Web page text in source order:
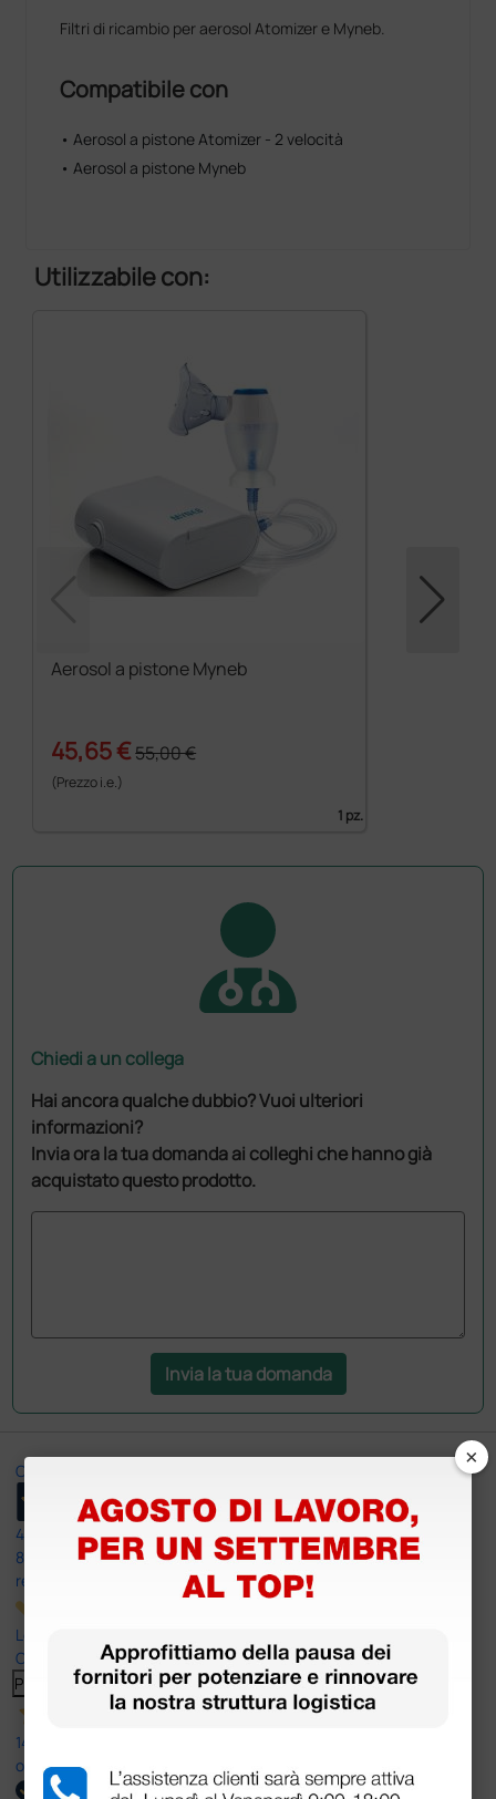
Filtri di ricambio per aerosol Atomizer e Myneb.
Compatibile con
• Aerosol a pistone Atomizer - 2 velocità
• Aerosol a pistone Myneb
Utilizzabile con:
Aerosol a pistone Myneb
45,65 €55,00 €
(Prezzo i.e.)
1 pz.
Chiedi a un collega
Hai ancora qualche dubbio? Vuoi ulteriori
informazioni?
Invia ora la tua domanda ai colleghi che hanno già
acquistato questo prodotto.
Invia la tua domanda
Ottimo
4,6
8.330
recensioni
Le nostre recensioni a 4 e 5 stelle.
Clicca qui per leggerle tutte >
Precedente Successivo
14 Luglio 2026
ottima
×